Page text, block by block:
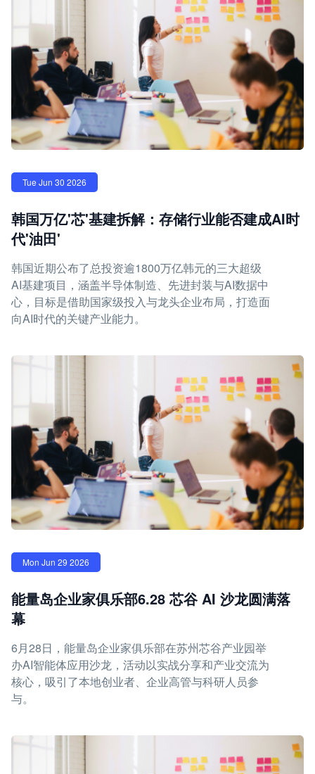
Tue Jun 30 2026
韩国万亿'芯'基建拆解：存储行业能否建成AI时
代'油田'
韩国近期公布了总投资逾1800万亿韩元的三大超级
AI基建项目，涵盖半导体制造、先进封装与AI数据中
心，目标是借助国家级投入与龙头企业布局，打造面
向AI时代的关键产业能力。
Mon Jun 29 2026
能量岛企业家俱乐部6.28 芯谷 AI 沙龙圆满落
幕
6月28日，能量岛企业家俱乐部在苏州芯谷产业园举
办AI智能体应用沙龙，活动以实战分享和产业交流为
核心，吸引了本地创业者、企业高管与科研人员参
与。